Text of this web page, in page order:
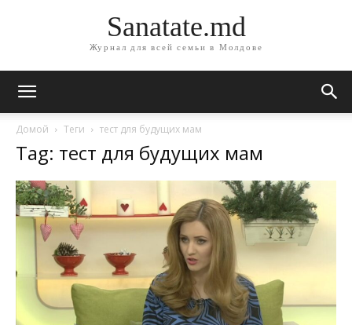
Sanatate.md
Журнал для всей семьи в Молдове
Домой Теги тест для будущих мам
Tag: тест для будущих мам